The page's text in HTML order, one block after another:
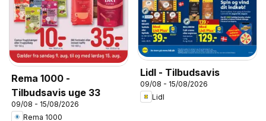
Rema 1000 -
Tilbudsavis uge 33
09/08 - 15/08/2026
Rema 1000
Lidl - Tilbudsavis
09/08 - 15/08/2026
Lidl